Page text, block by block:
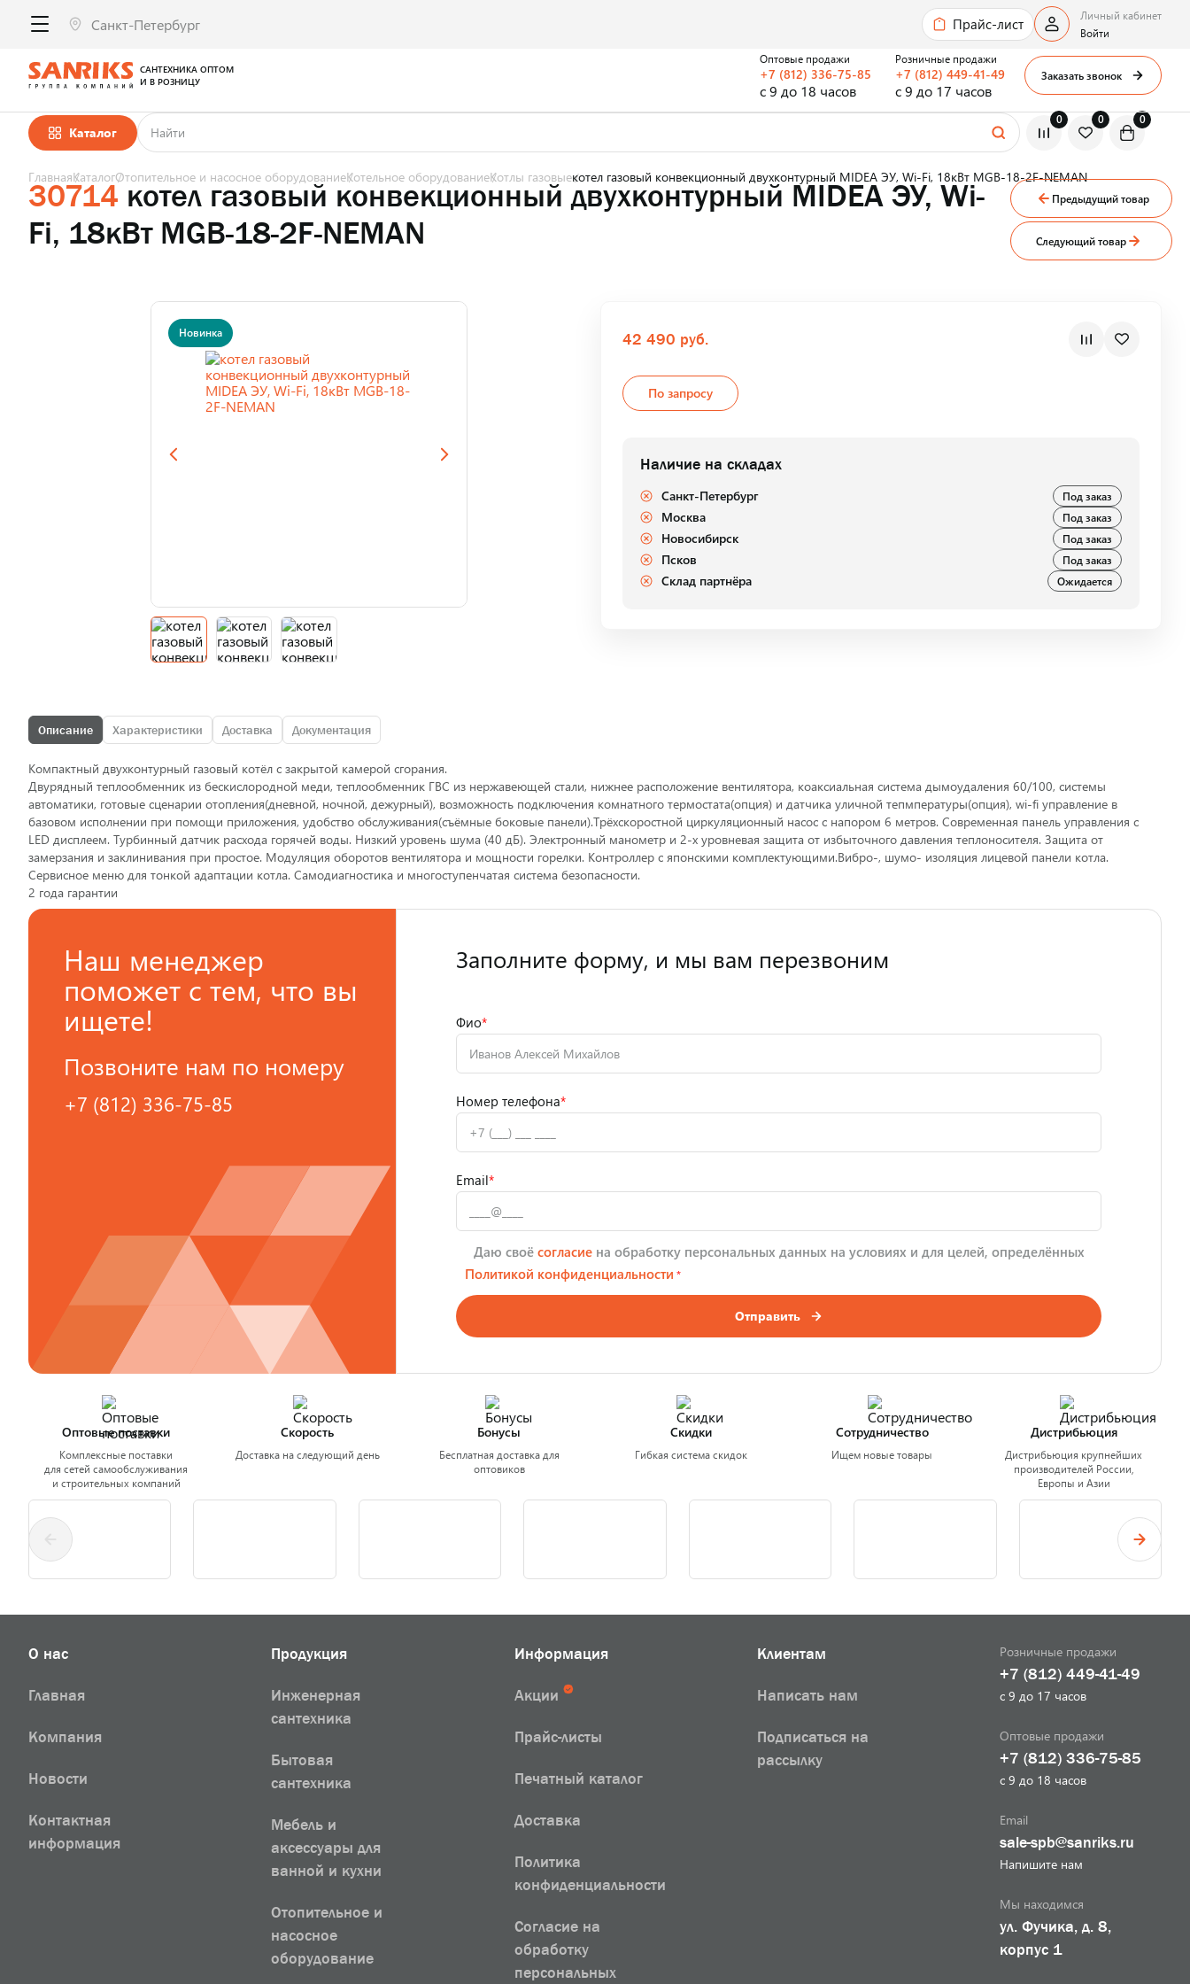
Прайс-лист
Каталог
0 0 0
САНТЕХНИКА ОПТОМ
И В РОЗНИЦУ
Оптовые продажи
+7 (812) 336-75-85
с 9 до 18 часов
Розничные продажи
+7 (812) 449-41-49
с 9 до 17 часов
Заказать звонок
Личный кабинет
Войти
ГлавнаяКаталогОтопительное и насосное оборудованиеКотельное оборудованиеКотлы газовыекотел газовый конвекционный двухконтурный MIDEA ЭУ, Wi-Fi, 18кВт MGB-18-2F-NEMAN
30714 котел газовый конвекционный двухконтурный MIDEA ЭУ, Wi-
Fi, 18кВт MGB-18-2F-NEMAN
Новинка
Описание Характеристики Доставка Документация
Компактный двухконтурный газовый котёл с закрытой камерой сгорания.
Двурядный теплообменник из бескислородной меди, теплообменник ГВС из нержавеющей стали, нижнее расположение вентилятора, коаксиальная система дымоудаления 60/100, системы
автоматики, готовые сценарии отопления(дневной, ночной, дежурный), возможность подключения комнатного термостата(опция) и датчика уличной тепмпературы(опция), wi-fi управление в
базовом исполнении при помощи приложения, удобство обслуживания(съёмные боковые панели).Трёхскоростной циркуляционный насос с напором 6 метров. Современная панель управления с
LED дисплеем. Турбинный датчик расхода горячей воды. Низкий уровень шума (40 дБ). Электронный манометр и 2-х уровневая защита от избыточного давления теплоносителя. Защита от
замерзания и заклинивания при простое. Модуляция оборотов вентилятора и мощности горелки. Контроллер с японскими комплектующими.Вибро-, шумо- изоляция лицевой панели котла.
Сервисное меню для тонкой адаптации котла. Самодиагностика и многоступенчатая система безопасности.
2 года гарантии
42 490 руб.
По запросу
Наличие на складах
Санкт-Петербург Под заказ
Москва Под заказ
Новосибирск Под заказ
Псков Под заказ
Склад партнёра Ожидается
Предыдущий товар
Следующий товар
Наш менеджер
поможет с тем, что вы
ищете!
Позвоните нам по номеру
+7 (812) 336-75-85
Заполните форму, и мы вам перезвоним
Фио*
Номер телефона*
Email*
Даю своё согласие на обработку персональных данных на условиях и для целей, определённых
Политикой конфиденциальности *
Отправить
Оптовые поставки
Комплексные поставки
для сетей самообслуживания
и строительных компаний
Скорость
Доставка на следующий день
Бонусы
Бесплатная доставка для
оптовиков
Скидки
Гибкая система скидок
Сотрудничество
Ищем новые товары
Дистрибьюция
Дистрибьюция крупнейших
производителей России,
Европы и Азии
О нас
Главная
Компания
Новости
Контактная
информация
Продукция
Инженерная
сантехника
Бытовая
сантехника
Мебель и
аксессуары для
ванной и кухни
Отопительное и
насосное
оборудование
Информация
Акции
Прайс-листы
Печатный каталог
Доставка
Политика
конфиденциальности
Согласие на
обработку
персональных
Клиентам
Написать нам
Подписаться на
рассылку
Розничные продажи
+7 (812) 449-41-49
с 9 до 17 часов
Оптовые продажи
+7 (812) 336-75-85
с 9 до 18 часов
Email
sale-spb@sanriks.ru
Напишите нам
Мы находимся
ул. Фучика, д. 8,
корпус 1